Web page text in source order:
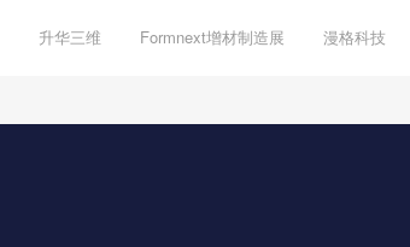
升华三维 Formnext增材制造展 漫格科技